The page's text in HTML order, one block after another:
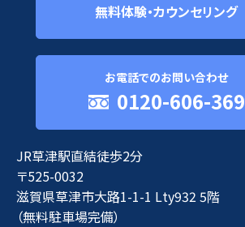
無料体験・カウンセリング
お電話でのお問い合わせ
0120-606-369
JR草津駅直結徒歩2分
〒525-0032
滋賀県草津市大路1-1-1 Lty932 5階
（無料駐車場完備）